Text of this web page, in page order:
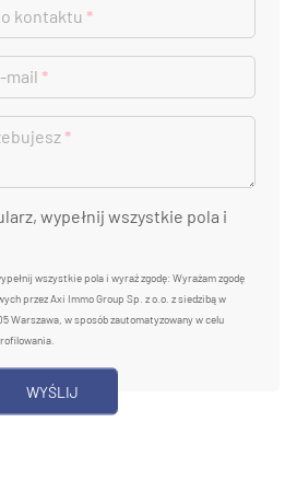
kontaktu *
mail *
*
wypełnij wszystkie pola i
wszystkie pola i wyraź zgodę: Wyrażam zgodę
przez Axi Immo Group Sp. z o.o. z siedzibą w
Warszawa, w sposób zautomatyzowany w celu